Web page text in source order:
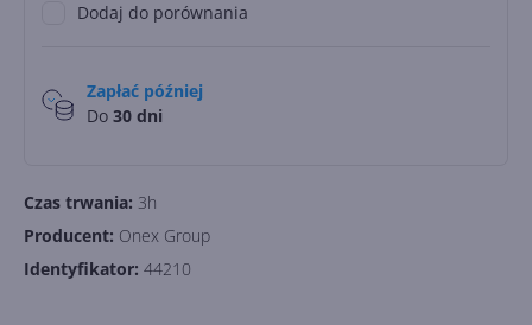
Dodaj do porównania
Zapłać później
Do 30 dni
Czas trwania: 3h
Producent: Onex Group
Identyfikator: 44210